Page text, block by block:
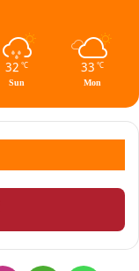
32 ℃
Sun
33 ℃
Mon